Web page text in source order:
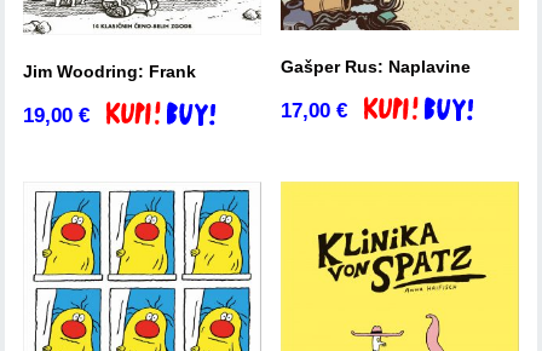
Jim Woodring: Frank
19,00€ Dodaj v košarico
Gašper Rus: Naplavine
17,00€ Dodaj v košarico